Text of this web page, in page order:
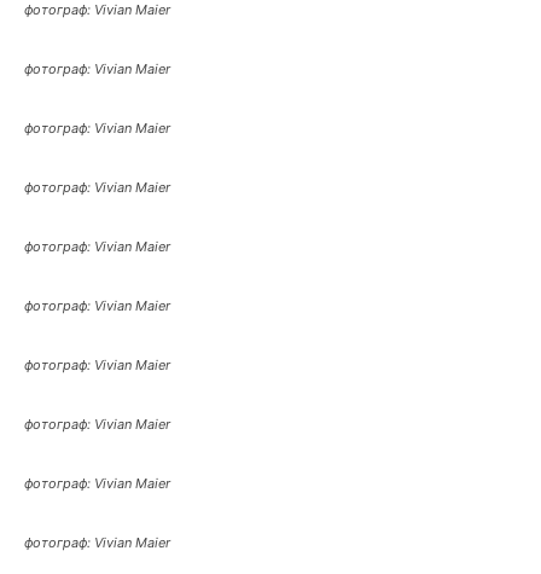
фотограф: Vivian Maier
фотограф: Vivian Maier
фотограф: Vivian Maier
фотограф: Vivian Maier
фотограф: Vivian Maier
фотограф: Vivian Maier
фотограф: Vivian Maier
фотограф: Vivian Maier
фотограф: Vivian Maier
фотограф: Vivian Maier